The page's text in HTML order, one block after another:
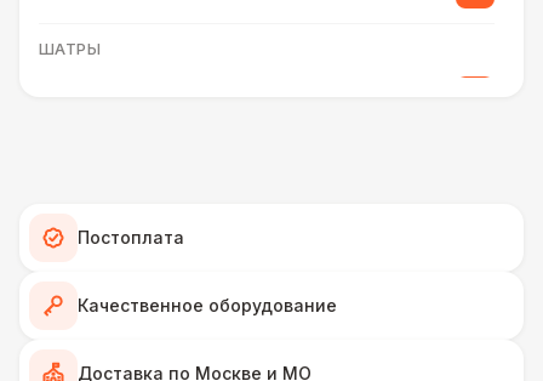
ШАТРЫ
Палатка 2,5 х 2,5 м
Шатер Пагода
Домик «Ярмарочный» 3 х 2 м
Постоплата
Качественное оборудование
Доставка по Москве и МО